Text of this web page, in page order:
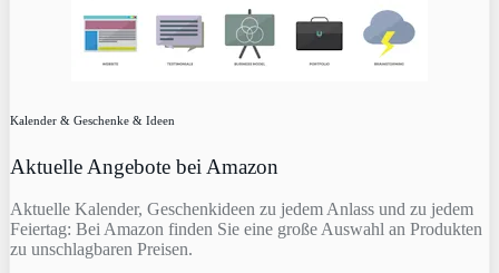
Kalender & Geschenke & Ideen
Aktuelle Angebote bei Amazon
Aktuelle Kalender, Geschenkideen zu jedem Anlass und zu jedem
Feiertag: Bei Amazon finden Sie eine große Auswahl an Produkten
zu unschlagbaren Preisen.